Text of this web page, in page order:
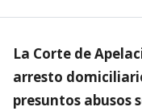
La Corte de
arresto
presuntos abusos